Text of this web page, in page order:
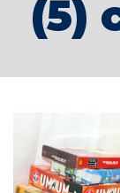
(5)